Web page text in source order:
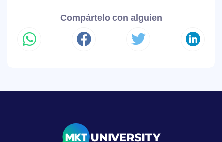
Compártelo con alguien